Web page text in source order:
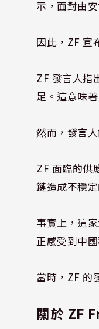
示，面對由
因此，ZF 宣
ZF 發言人指
足。這意味
然而，發言
ZF 面臨的供
鏈造成不穩
事實上，這
正感受到中
當時，ZF 的
關於 ZF